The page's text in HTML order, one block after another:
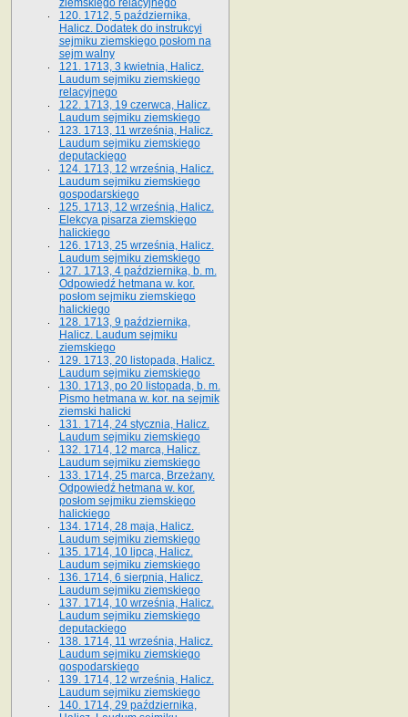
ziemskiego relacyjnego
120. 1712, 5 października,
Halicz. Dodatek do instrukcyi
sejmiku ziemskiego posłom na
sejm walny
121. 1713, 3 kwietnia, Halicz.
Laudum sejmiku ziemskiego
relacyjnego
122. 1713, 19 czerwca, Halicz.
Laudum sejmiku ziemskiego
123. 1713, 11 września, Halicz.
Laudum sejmiku ziemskiego
deputackiego
124. 1713, 12 września, Halicz.
Laudum sejmiku ziemskiego
gospodarskiego
125. 1713, 12 września, Halicz.
Elekcya pisarza ziemskiego
halickiego
126. 1713, 25 września, Halicz.
Laudum sejmiku ziemskiego
127. 1713, 4 października, b. m.
Odpowiedź hetmana w. kor.
posłom sejmiku ziemskiego
halickiego
128. 1713, 9 października,
Halicz. Laudum sejmiku
ziemskiego
129. 1713, 20 listopada, Halicz.
Laudum sejmiku ziemskiego
130. 1713, po 20 listopada, b. m.
Pismo hetmana w. kor. na sejmik
ziemski halicki
131. 1714, 24 stycznia, Halicz.
Laudum sejmiku ziemskiego
132. 1714, 12 marca, Halicz.
Laudum sejmiku ziemskiego
133. 1714, 25 marca, Brzeżany.
Odpowiedź hetmana w. kor.
posłom sejmiku ziemskiego
halickiego
134. 1714, 28 maja, Halicz.
Laudum sejmiku ziemskiego
135. 1714, 10 lipca, Halicz.
Laudum sejmiku ziemskiego
136. 1714, 6 sierpnia, Halicz.
Laudum sejmiku ziemskiego
137. 1714, 10 września, Halicz.
Laudum sejmiku ziemskiego
deputackiego
138. 1714, 11 września, Halicz.
Laudum sejmiku ziemskiego
gospodarskiego
139. 1714, 12 września, Halicz.
Laudum sejmiku ziemskiego
140. 1714, 29 października,